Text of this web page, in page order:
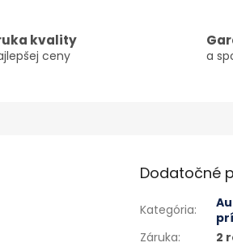
kvality
ceny a
Dodatočné
Kategória:
Záruka:
2